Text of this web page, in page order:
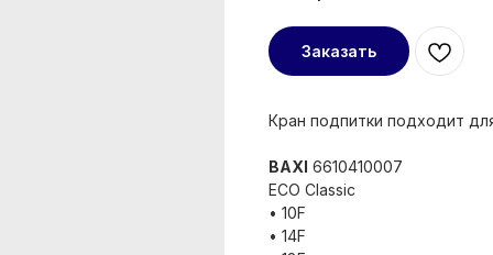
Заказать
Кран подпитки подходит
BAXI 6610410007
ECO Classic
• 10F
• 14F